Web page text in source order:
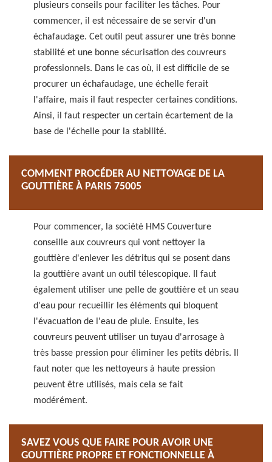
plusieurs conseils pour faciliter les tâches. Pour
commencer, il est nécessaire de se servir d'un
échafaudage. Cet outil peut assurer une très bonne
stabilité et une bonne sécurisation des couvreurs
professionnels. Dans le cas où, il est difficile de se
procurer un échafaudage, une échelle ferait
l'affaire, mais il faut respecter certaines conditions.
Ainsi, il faut respecter un certain écartement de la
base de l'échelle pour la stabilité.
COMMENT PROCÉDER AU NETTOYAGE DE LA
GOUTTIÈRE À PARIS 75005
Pour commencer, la société HMS Couverture
conseille aux couvreurs qui vont nettoyer la
gouttière d'enlever les détritus qui se posent dans
la gouttière avant un outil télescopique. Il faut
également utiliser une pelle de gouttière et un seau
d'eau pour recueillir les éléments qui bloquent
l'évacuation de l'eau de pluie. Ensuite, les
couvreurs peuvent utiliser un tuyau d'arrosage à
très basse pression pour éliminer les petits débris. Il
faut noter que les nettoyeurs à haute pression
peuvent être utilisés, mais cela se fait
modérément.
SAVEZ VOUS QUE FAIRE POUR AVOIR UNE
GOUTTIÈRE PROPRE ET FONCTIONNELLE À